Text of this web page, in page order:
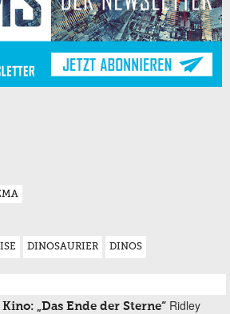
DINOSAURIER DINOS
„Das Ende der Sterne“ Ridley